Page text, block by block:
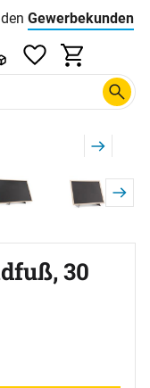
Preisliste:
Gewerbekunden
& Beratung unter
30